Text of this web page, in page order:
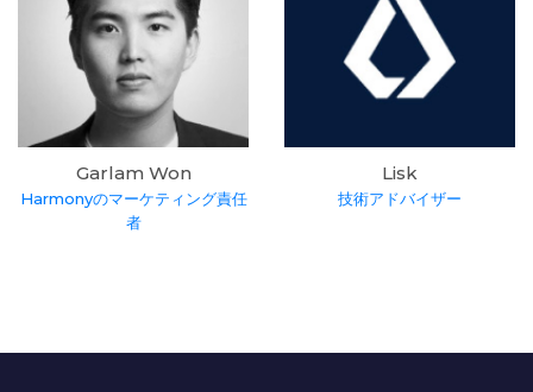
Garlam Won
Harmonyのマーケティング責任
者
Lisk
技術アドバイザー